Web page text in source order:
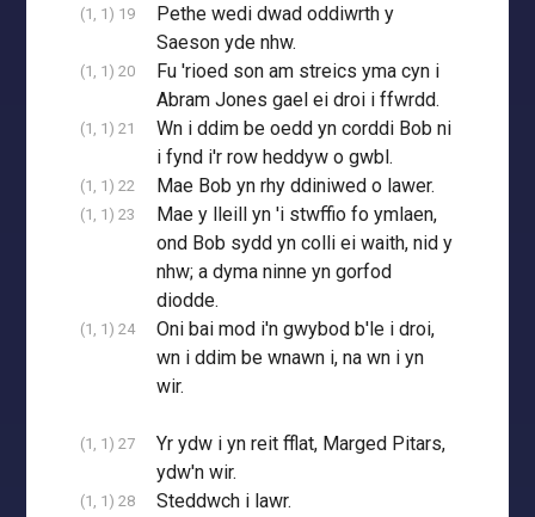
(1, 1) 19
Pethe wedi dwad oddiwrth y
Saeson yde nhw.
(1, 1) 20
Fu 'rioed son am streics yma cyn i
Abram Jones gael ei droi i ffwrdd.
(1, 1) 21
Wn i ddim be oedd yn corddi Bob ni
i fynd i'r row heddyw o gwbl.
(1, 1) 22 Mae Bob yn rhy ddiniwed o lawer.
(1, 1) 23
Mae y lleill yn 'i stwffio fo ymlaen,
ond Bob sydd yn colli ei waith, nid y
nhw; a dyma ninne yn gorfod
diodde.
(1, 1) 24
Oni bai mod i'n gwybod b'le i droi,
wn i ddim be wnawn i, na wn i yn
wir.
(1, 1) 27
Yr ydw i yn reit fflat, Marged Pitars,
ydw'n wir.
(1, 1) 28 Steddwch i lawr.